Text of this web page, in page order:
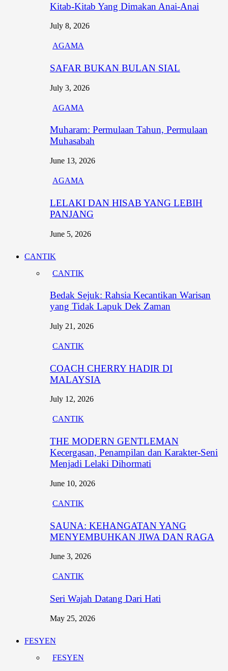
Kitab-Kitab Yang Dimakan Anai-Anai
July 8, 2026
AGAMA
SAFAR BUKAN BULAN SIAL
July 3, 2026
AGAMA
Muharam: Permulaan Tahun, Permulaan
Muhasabah
June 13, 2026
AGAMA
LELAKI DAN HISAB YANG LEBIH
PANJANG
June 5, 2026
CANTIK
CANTIK
Bedak Sejuk: Rahsia Kecantikan Warisan
yang Tidak Lapuk Dek Zaman
July 21, 2026
CANTIK
COACH CHERRY HADIR DI
MALAYSIA
July 12, 2026
CANTIK
THE MODERN GENTLEMAN
Kecergasan, Penampilan dan Karakter-Seni
Menjadi Lelaki Dihormati
June 10, 2026
CANTIK
SAUNA: KEHANGATAN YANG
MENYEMBUHKAN JIWA DAN RAGA
June 3, 2026
CANTIK
Seri Wajah Datang Dari Hati
May 25, 2026
FESYEN
FESYEN